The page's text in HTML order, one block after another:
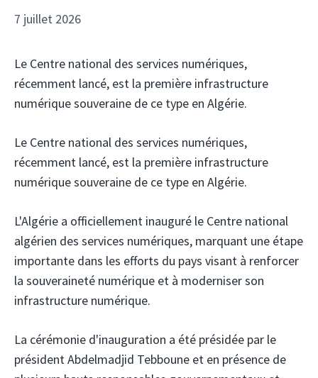
7 juillet 2026
Le Centre national des services numériques,
récemment lancé, est la première infrastructure
numérique souveraine de ce type en Algérie.
Le Centre national des services numériques,
récemment lancé, est la première infrastructure
numérique souveraine de ce type en Algérie.
L'Algérie a officiellement inauguré le Centre national
algérien des services numériques, marquant une étape
importante dans les efforts du pays visant à renforcer
la souveraineté numérique et à moderniser son
infrastructure numérique.
La cérémonie d'inauguration a été présidée par le
président Abdelmadjid Tebboune et en présence de